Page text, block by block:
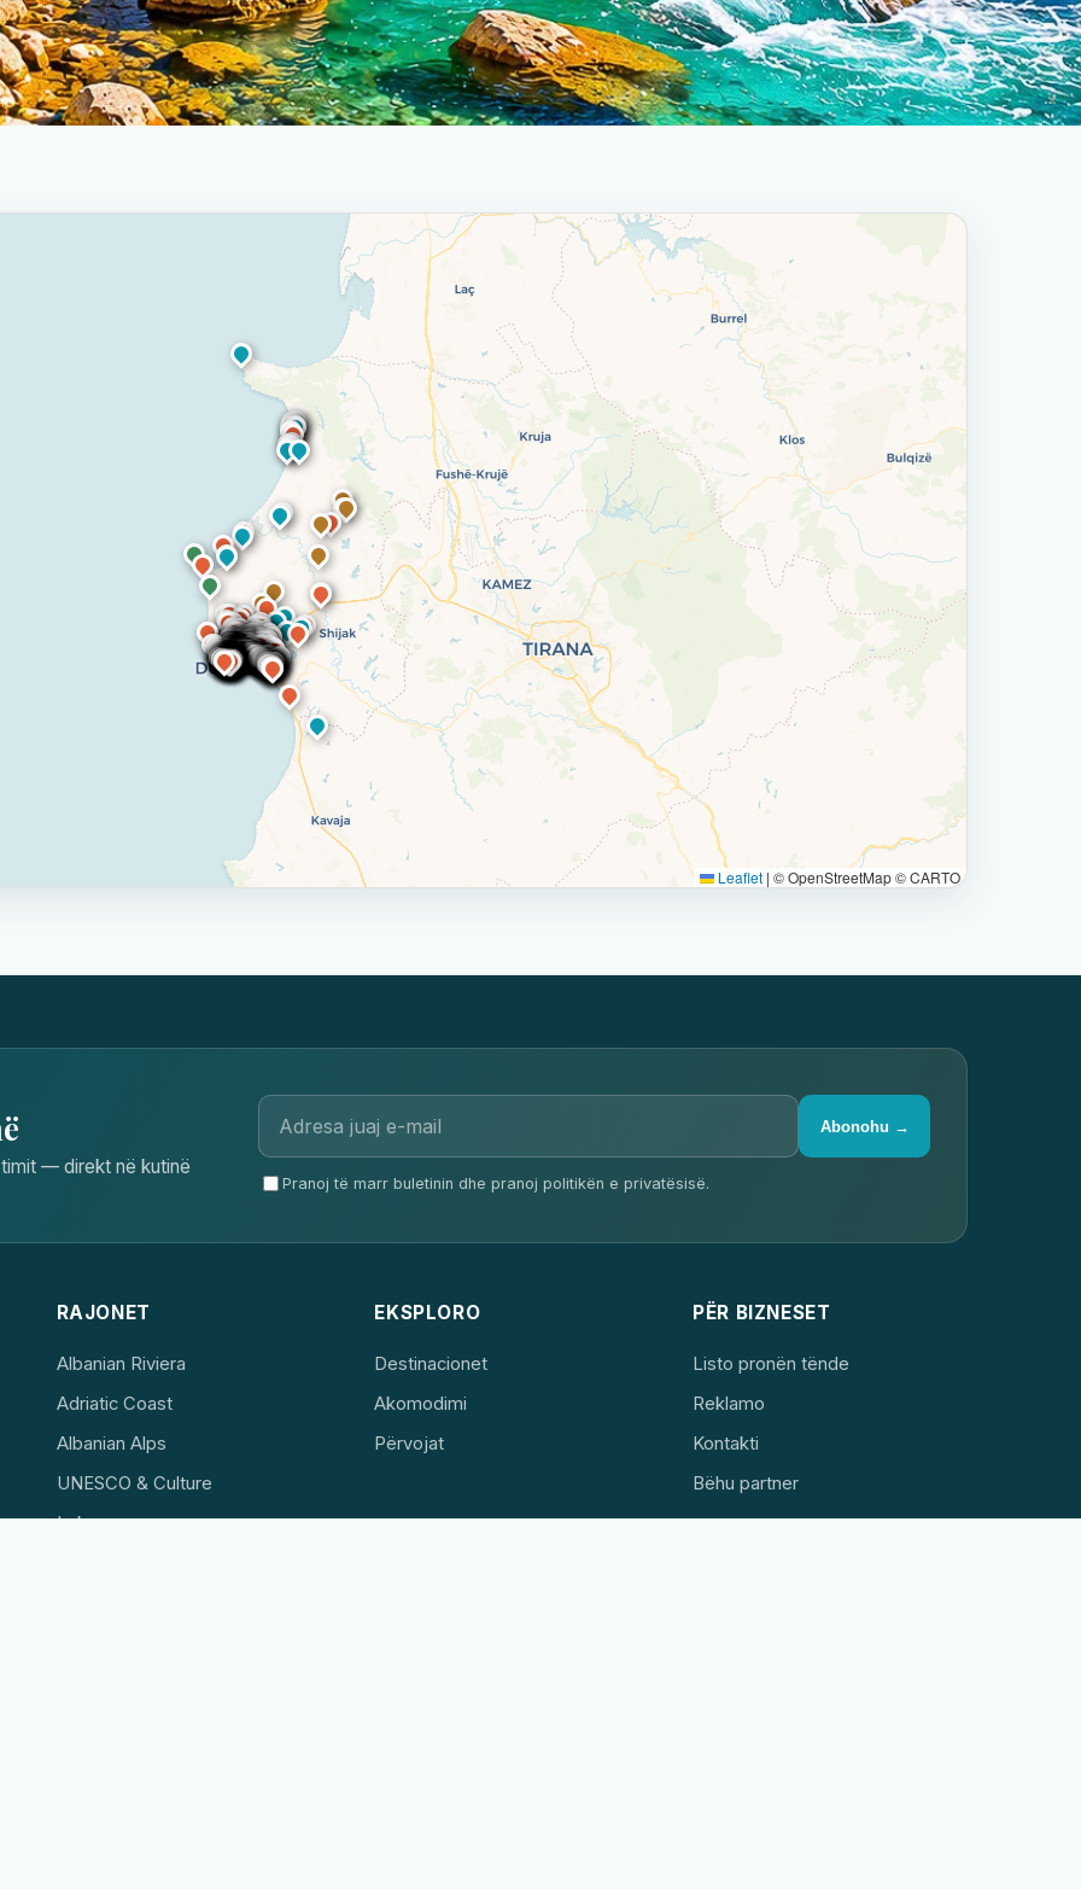
Leaflet | © OpenStreetMap © CARTO
— direkt në kutinë
Abonohu →
Pranoj të marr buletinin dhe pranoj politikën e privatësisë.
RAJONET
Albanian Riviera
Adriatic Coast
Albanian Alps
UNESCO & Culture
Lakes
EKSPLORO
Destinacionet
Akomodimi
Përvojat
PËR BIZNESET
Listo pronën tënde
Reklamo
Kontakti
Bëhu partner
Biznesi yt në këtë
Turne virtuale profesionale